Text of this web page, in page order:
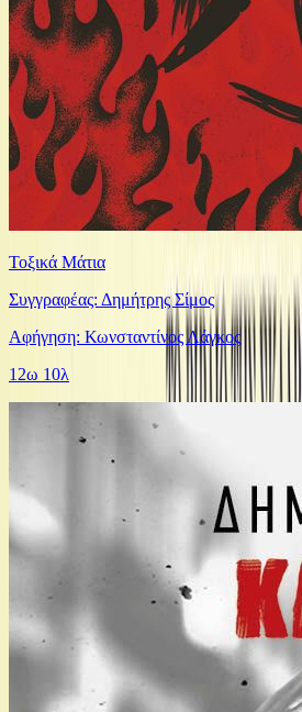
Τοξικά Μάτια
Συγγραφέας: Δημήτρης Σίμος
Αφήγηση: Κωνσταντίνος Λάγκος
12ω 10λ